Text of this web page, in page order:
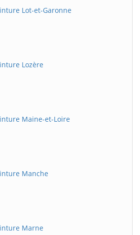
Lot-et-Garonne
Lozère
Maine-et-Loire
Manche
Marne